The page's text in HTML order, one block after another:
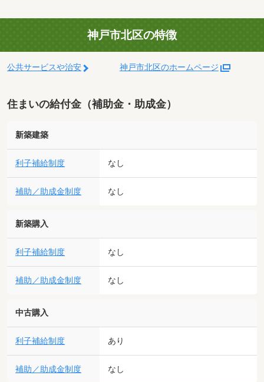
神戸市北区の特徴
公共サービスや治安 神戸市北区のホームページ
住まいの給付金（補助金・助成金）
新築建築
利子補給制度 なし
補助／助成金制度 なし
新築購入
利子補給制度 なし
補助／助成金制度 なし
中古購入
利子補給制度 あり
補助／助成金制度 なし